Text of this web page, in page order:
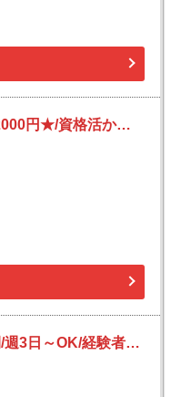
【深夜】21時～翌6時/深夜時給2000円★/資格活かせる/フォークリフト/ペットフードのピッキング等
【夕方から】17時～20時/短時間/週3日～OK/経験者さん・ブランクさん歓迎/フォークリフトでの仕分け